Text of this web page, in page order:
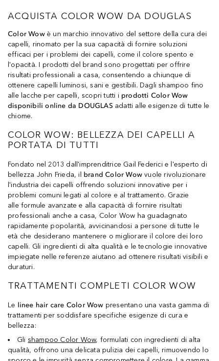
ACQUISTA COLOR WOW DA DOUGLAS
Color Wowè un marchio innovativo del settore della cura dei
capelli, rinomato per la sua capacità di fornire soluzioni
efficaci per i problemi dei capelli, come il colore spento e
l'opacità. I prodotti del brand sono progettati per offrire
risultati professionali a casa, consentendo a chiunque di
ottenere capelli luminosi, sani e gestibili. Dagli shampoo fino
alle lacche per capelli, scopri tutti i prodotti Color Wow
disponibili online da DOUGLASadatti alle esigenze di tutte le
chiome.
COLOR WOW: BELLEZZA DEI CAPELLI A
PORTATA DI TUTTI
Fondato nel 2013 dall'imprenditrice Gail Federici e l'esperto di
bellezza John Frieda, il brand Color Wow vuole rivoluzionare
l'industria dei capelli offrendo soluzioni innovative per i
problemi comuni legati al colore e al trattamento. Grazie
alle formule avanzate e alla capacità di fornire risultati
professionali anche a casa, Color Wow ha guadagnato
rapidamente popolarità, avvicinandosi a persone di tutte le
età che desiderano mantenere o migliorare il colore dei loro
capelli. Gli ingredienti di alta qualità e le tecnologie innovative
impiegate nelle referenze aiutano ad ottenere risultati visibili e
duraturi.
TRATTAMENTI COMPLETI COLOR WOW
Le linee hair care Color Wow presentano una vasta gamma di
trattamenti per soddisfare specifiche esigenze di cura e
bellezza:
Gli shampoo Color Wow, formulati con ingredienti di alta
qualità, offrono una delicata pulizia dei capelli, rimuovendo lo